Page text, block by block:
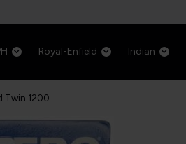
Royal-Enfield Indian
Twin 1200